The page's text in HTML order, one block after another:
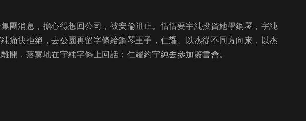
團消息，擔心得想回公司，被安倫阻止。恬恬要宇純投資她學鋼琴，宇純
痛快拒絕，去公園再留字條給鋼琴王子，仁耀、以杰從不同方向來，以杰
開，落寞地在宇純字條上回話；仁耀約宇純去參加簽書會。